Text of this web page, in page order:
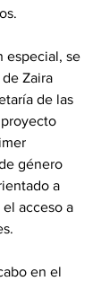
especial, se
Zaira
de las
género
a
acceso a
en el